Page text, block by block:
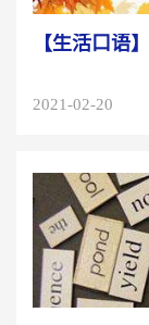
【生活口语】
2021-02-20